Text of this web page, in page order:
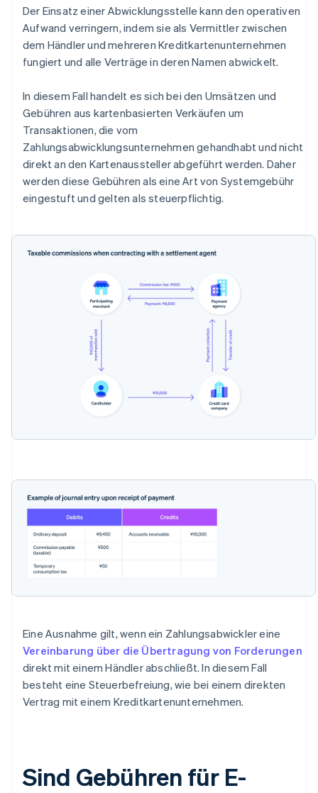
Der Einsatz einer Abwicklungsstelle kann den operativen
Aufwand verringern, indem sie als Vermittler zwischen
dem Händler und mehreren Kreditkartenunternehmen
fungiert und alle Verträge in deren Namen abwickelt.
In diesem Fall handelt es sich bei den Umsätzen und
Gebühren aus kartenbasierten Verkäufen um
Transaktionen, die vom
Zahlungsabwicklungsunternehmen gehandhabt und nicht
direkt an den Kartenaussteller abgeführt werden. Daher
werden diese Gebühren als eine Art von Systemgebühr
eingestuft und gelten als steuerpflichtig.
Eine Ausnahme gilt, wenn ein Zahlungsabwickler eine
Vereinbarung über die Übertragung von Forderungen
direkt mit einem Händler abschließt. In diesem Fall
besteht eine Steuerbefreiung, wie bei einem direkten
Vertrag mit einem Kreditkartenunternehmen.
Sind Gebühren für E-